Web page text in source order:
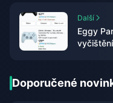
Další
Eggy
Doporučené